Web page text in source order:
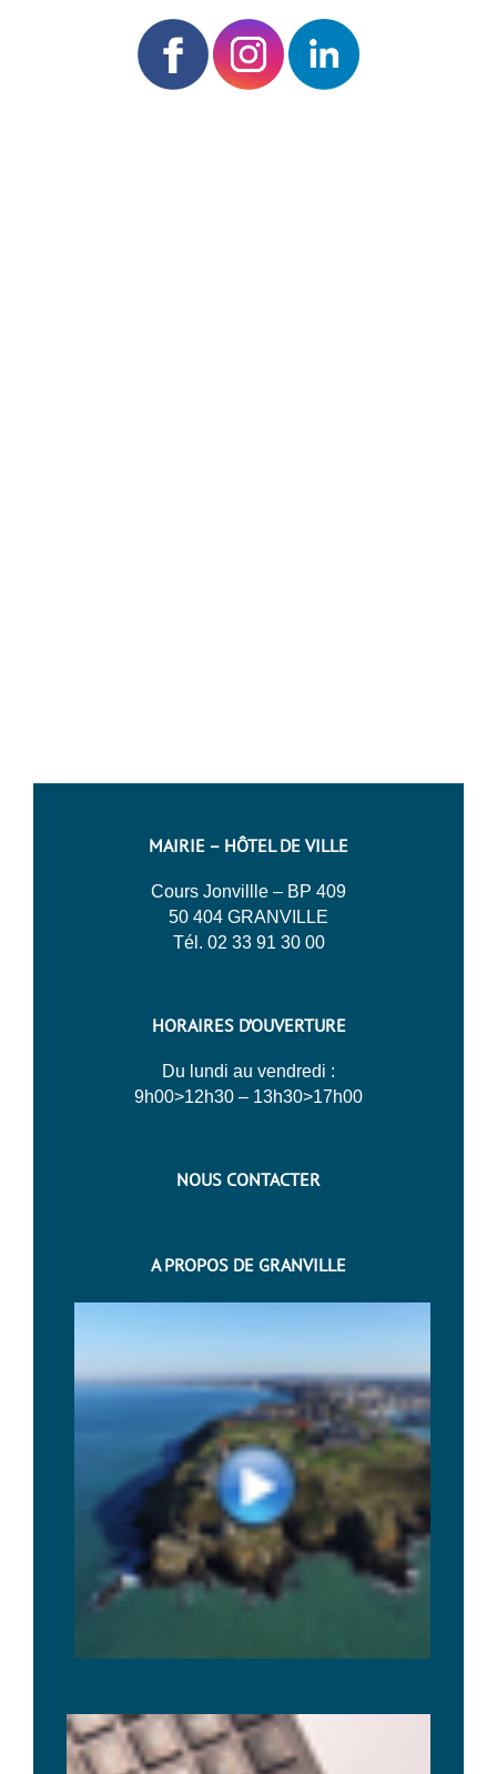
MAIRIE – HÔTEL DE VILLE
Cours Jonvillle – BP 409
50 404 GRANVILLE
Tél. 02 33 91 30 00
HORAIRES D’OUVERTURE
Du lundi au vendredi :
9h00>12h30 – 13h30>17h00
NOUS CONTACTER
A PROPOS DE GRANVILLE